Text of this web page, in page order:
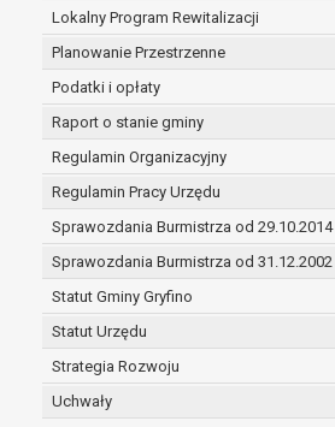
Lokalny Program Rewitalizacji
Planowanie Przestrzenne
Podatki i opłaty
Raport o stanie gminy
Regulamin Organizacyjny
Regulamin Pracy Urzędu
Sprawozdania Burmistrza od 29.10.2014
Sprawozdania Burmistrza od
Statut Gminy Gryfino
Statut Urzędu
Strategia Rozwoju
Uchwały
(merytorycznych), a
zadań zleconych przez
nadrzędne wobec Gminy;
zawarcia i realizacji umów;
ochrony żywotnych
wykonania zadania
interesie publicznym lub
sprawowania władzy
powierzonej
w pozostałych
przetwarzane są
wcześniej udzielonej
określonym w treści zgody.
W związku z przetwarzaniem
wskazanym w pkt. 3, dane